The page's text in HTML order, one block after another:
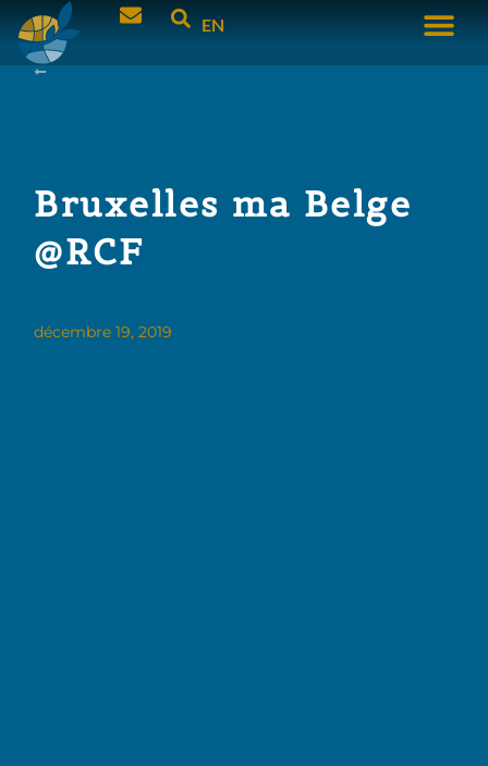
EN
Bruxelles ma Belge
@RCF
décembre 19, 2019